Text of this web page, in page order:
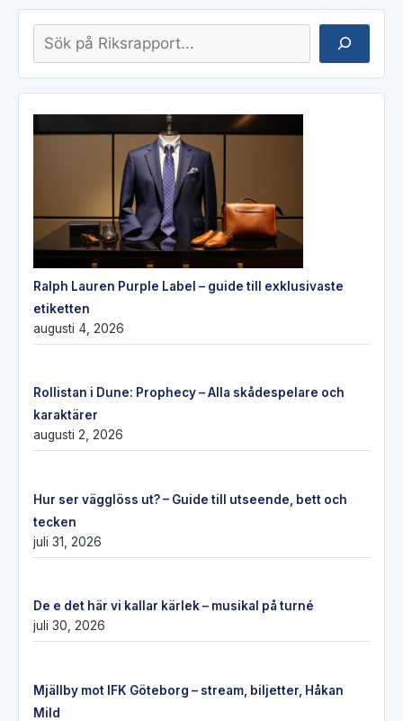
Sök
Ralph Lauren Purple Label – guide till exklusivaste
etiketten
augusti 4, 2026
Rollistan i Dune: Prophecy – Alla skådespelare och
karaktärer
augusti 2, 2026
Hur ser vägglöss ut? – Guide till utseende, bett och
tecken
juli 31, 2026
De e det här vi kallar kärlek – musikal på turné
juli 30, 2026
Mjällby mot IFK Göteborg – stream, biljetter, Håkan
Mild